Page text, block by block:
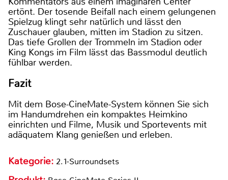
ertönt. Der tosende Beifall nach einem gelungenen
Spielzug klingt sehr natürlich und lässt den
Zuschauer glauben, mitten im Stadion zu sitzen.
Das tiefe Grollen der Trommeln im Stadion oder
King Kongs im Film lässt das Bassmodul deutlich
fühlbar werden.
Fazit
Mit dem Bose-CineMate-System können Sie sich
im Handumdrehen ein kompaktes Heimkino
einrichten und Filme, Musik und Sportevents mit
adäquatem Klang genießen und erleben.
Kategorie: 2.1-Surroundsets